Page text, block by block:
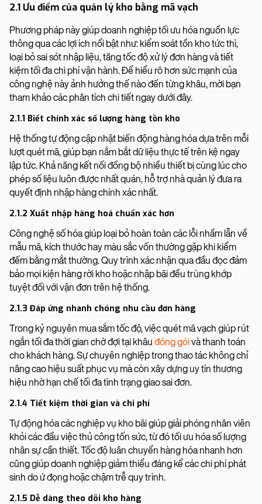
2.1 Ưu điểm của quản lý kho bằng mã vạch
Phương pháp này giúp doanh nghiệp tối ưu hóa nguồn lực
thông qua các lợi ích nổi bật như: kiểm soát tồn kho tức thì,
loại bỏ sai sót nhập liệu, tăng tốc độ xử lý đơn hàng và tiết
kiệm tối đa chi phí vận hành. Để hiểu rõ hơn sức mạnh của
công nghệ này ảnh hưởng thế nào đến từng khâu, mời bạn
tham khảo các phân tích chi tiết ngay dưới đây.
2.1.1 Biết chính xác số lượng hàng tồn kho
Hệ thống tự động cập nhật biến động hàng hóa dựa trên mỗi
lượt quét mã, giúp bạn nắm bắt dữ liệu thực tế trên kệ ngay
lập tức. Khả năng kết nối đồng bộ nhiều thiết bị cùng lúc cho
phép số liệu luôn được nhất quán, hỗ trợ nhà quản lý đưa ra
quyết định nhập hàng chính xác nhất.
2.1.2 Xuất nhập hàng hoá chuẩn xác hơn
Công nghệ số hóa giúp loại bỏ hoàn toàn các lỗi nhầm lẫn về
mẫu mã, kích thước hay màu sắc vốn thường gặp khi kiểm
đếm bằng mắt thường. Quy trình xác nhận qua đầu đọc đảm
bảo mọi kiện hàng rời kho hoặc nhập bãi đều trùng khớp
tuyệt đối với vận đơn trên hệ thống.
2.1.3 Đáp ứng nhanh chóng nhu cầu đơn hàng
Trong kỷ nguyên mua sắm tốc độ, việc quét mã vạch giúp rút
ngắn tối đa thời gian chờ đợi tại khâu đóng góivà thanh toán
cho khách hàng. Sự chuyên nghiệp trong thao tác không chỉ
nâng cao hiệu suất phục vụ mà còn xây dựng uy tín thương
hiệu nhờ hạn chế tối đa tình trạng giao sai đơn.
2.1.4 Tiết kiệm thời gian và chi phí
Tự động hóa các nghiệp vụ kho bãi giúp giải phóng nhân viên
khỏi các đầu việc thủ công tốn sức, từ đó tối ưu hóa số lượng
nhân sự cần thiết. Tốc độ luân chuyển hàng hóa nhanh hơn
cũng giúp doanh nghiệp giảm thiểu đáng kể các chi phí phát
sinh do ứ đọng hoặc chậm trễ quy trình.
2.1.5 Dễ dàng theo dõi kho hàng